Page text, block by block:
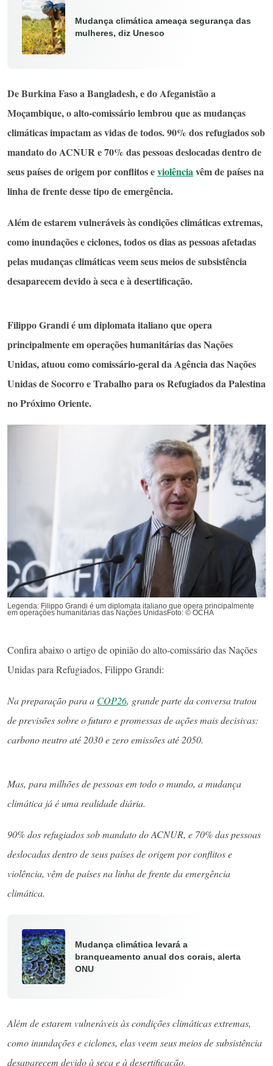
Mudança climática ameaça segurança das
mulheres, diz Unesco
De Burkina Faso a Bangladesh, e do Afeganistão a
Moçambique, o alto-comissário lembrou que as mudanças
climáticas impactam as vidas de todos. 90% dos refugiados sob
mandato do ACNUR e 70% das pessoas deslocadas dentro de
seus países de origem por conflitos eviolênciavêm de países na
linha de frente desse tipo de emergência.
Além de estarem vulneráveis às condições climáticas extremas,
como inundações e ciclones, todos os dias as pessoas afetadas
pelas mudanças climáticas veem seus meios de subsistência
desaparecem devido à seca e à desertificação.
Filippo Grandi é um diplomata italiano que opera
principalmente em operações humanitárias das Nações
Unidas, atuou como comissário-geral da Agência das Nações
Unidas de Socorro e Trabalho para os Refugiados da Palestina
no Próximo Oriente.
Legenda: Filippo Grandi é um diplomata italiano que opera principalmente
em operações humanitárias das Nações UnidasFoto: © OCHA
Confira abaixo o artigo de opinião do alto-comissário das Nações
Unidas para Refugiados, Filippo Grandi:
Na preparação para a COP26, grande parte da conversa tratou
de previsões sobre o futuro e promessas de ações mais decisivas:
carbono neutro até 2030 e zero emissões até 2050.
Mas, para milhões de pessoas em todo o mundo, a mudança
climática já é uma realidade diária.
90% dos refugiados sob mandato do ACNUR, e 70% das pessoas
deslocadas dentro de seus países de origem por conflitos e
violência, vêm de países na linha de frente da emergência
climática.
Mudança climática levará a
branqueamento anual dos corais, alerta
ONU
Além de estarem vulneráveis às condições climáticas extremas,
como inundações e ciclones, elas veem seus meios de subsistência
desaparecem devido à seca e à desertificação.